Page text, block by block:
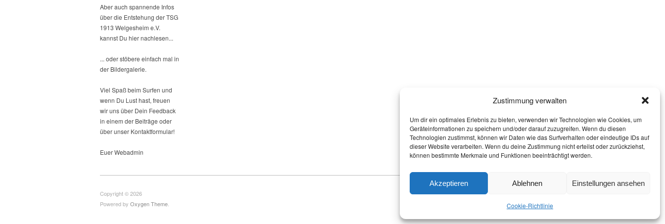
Zustimmung verwalten
Um dir ein optimales Erlebnis zu bieten, verwenden wir Technologien wie Cookies, um
Geräteinformationen zu speichern und/oder darauf zuzugreifen. Wenn du diesen
Technologien zustimmst, können wir Daten wie das Surfverhalten oder eindeutige IDs auf
dieser Website verarbeiten. Wenn du deine Zustimmung nicht erteilst oder zurückziehst,
können bestimmte Merkmale und Funktionen beeinträchtigt werden.
Akzeptieren Ablehnen Einstellungen ansehen
Cookie-Richtlinie
Aber auch spannende Infos
über die Entstehung der TSG
1913 Welgesheim e.V.
kannst Du hier nachlesen...
... oder stöbere einfach mal in
der Bildergalerie.
Viel Spaß beim Surfen und
wenn Du Lust hast, freuen
wir uns über Dein Feedback
in einem der Beiträge oder
über unser Kontaktformular!
Euer Webadmin
Copyright © 2026
Powered by Oxygen Theme